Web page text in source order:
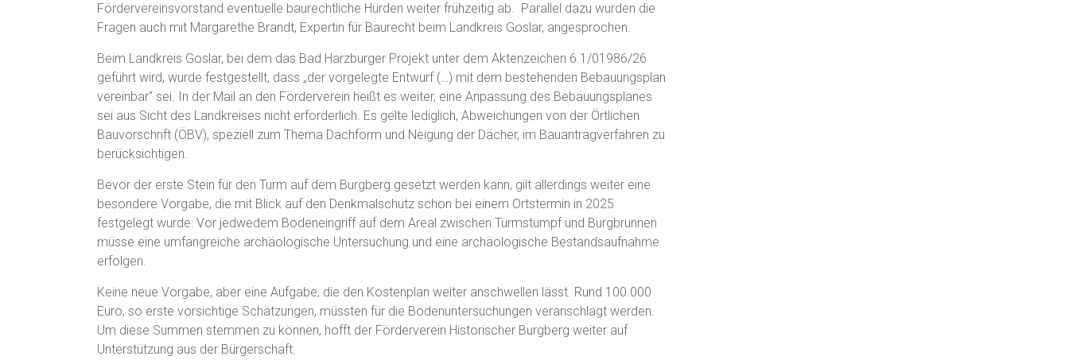
Fördervereinsvorstand eventuelle baurechtliche Hürden weiter frühzeitig ab. Parallel dazu wurden die
Fragen auch mit Margarethe Brandt, Expertin für Baurecht beim Landkreis Goslar, angesprochen.
Beim Landkreis Goslar, bei dem das Bad Harzburger Projekt unter dem Aktenzeichen 6.1/01986/26
geführt wird, wurde festgestellt, dass „der vorgelegte Entwurf (…) mit dem bestehenden Bebauungsplan
vereinbar“ sei. In der Mail an den Förderverein heißt es weiter, eine Anpassung des Bebauungsplanes
sei aus Sicht des Landkreises nicht erforderlich. Es gelte lediglich, Abweichungen von der Örtlichen
Bauvorschrift (ÖBV), speziell zum Thema Dachform und Neigung der Dächer, im Bauantragverfahren zu
berücksichtigen.
Bevor der erste Stein für den Turm auf dem Burgberg gesetzt werden kann, gilt allerdings weiter eine
besondere Vorgabe, die mit Blick auf den Denkmalschutz schon bei einem Ortstermin in 2025
festgelegt wurde: Vor jedwedem Bodeneingriff auf dem Areal zwischen Turmstumpf und Burgbrunnen
müsse eine umfangreiche archäologische Untersuchung und eine archäologische Bestandsaufnahme
erfolgen.
Keine neue Vorgabe, aber eine Aufgabe, die den Kostenplan weiter anschwellen lässt. Rund 100.000
Euro, so erste vorsichtige Schätzungen, müssten für die Bodenuntersuchungen veranschlagt werden.
Um diese Summen stemmen zu können, hofft der Förderverein Historischer Burgberg weiter auf
Unterstützung aus der Bürgerschaft.